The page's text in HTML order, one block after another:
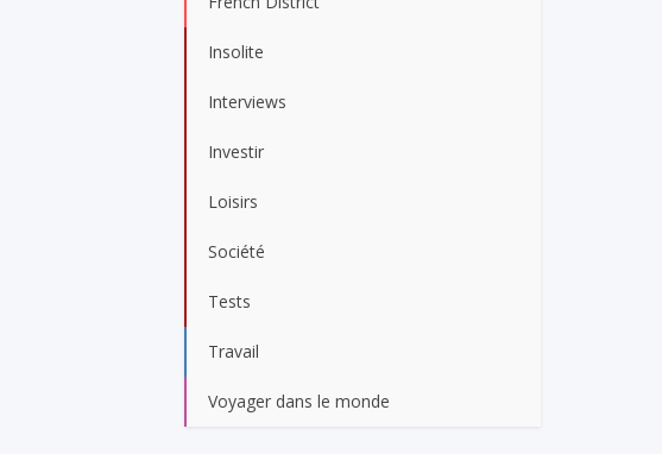
Insolite
Interviews
Investir
Loisirs
Société
Tests
Travail
Voyager dans le monde